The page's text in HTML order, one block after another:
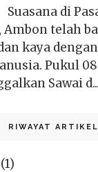
Suasana di
Ambon telah
kaya
Pukul
Sawai d...
RIWAYAT ARTIKEL
(1)